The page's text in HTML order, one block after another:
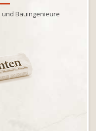
Bauingenieure